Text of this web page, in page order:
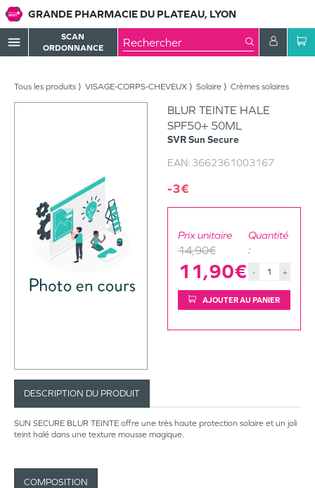
GRANDE PHARMACIE DU PLATEAU, LYON
menu
SCAN
ORDONNANCE
Tous les produits VISAGE-CORPS-CHEVEUX Solaire Crèmes solaires
BLUR TEINTE HALE
SPF50+ 50ML
SVRSun Secure
EAN: 3662361003167
-3€
Prix unitaire
14,90€
11,90€
Quantité
:
- +
AJOUTER AU PANIER
DESCRIPTION DU PRODUIT
SUN SECURE BLUR TEINTE offre une très haute protection solaire et un joli
teint halé dans une texture mousse magique.
COMPOSITION